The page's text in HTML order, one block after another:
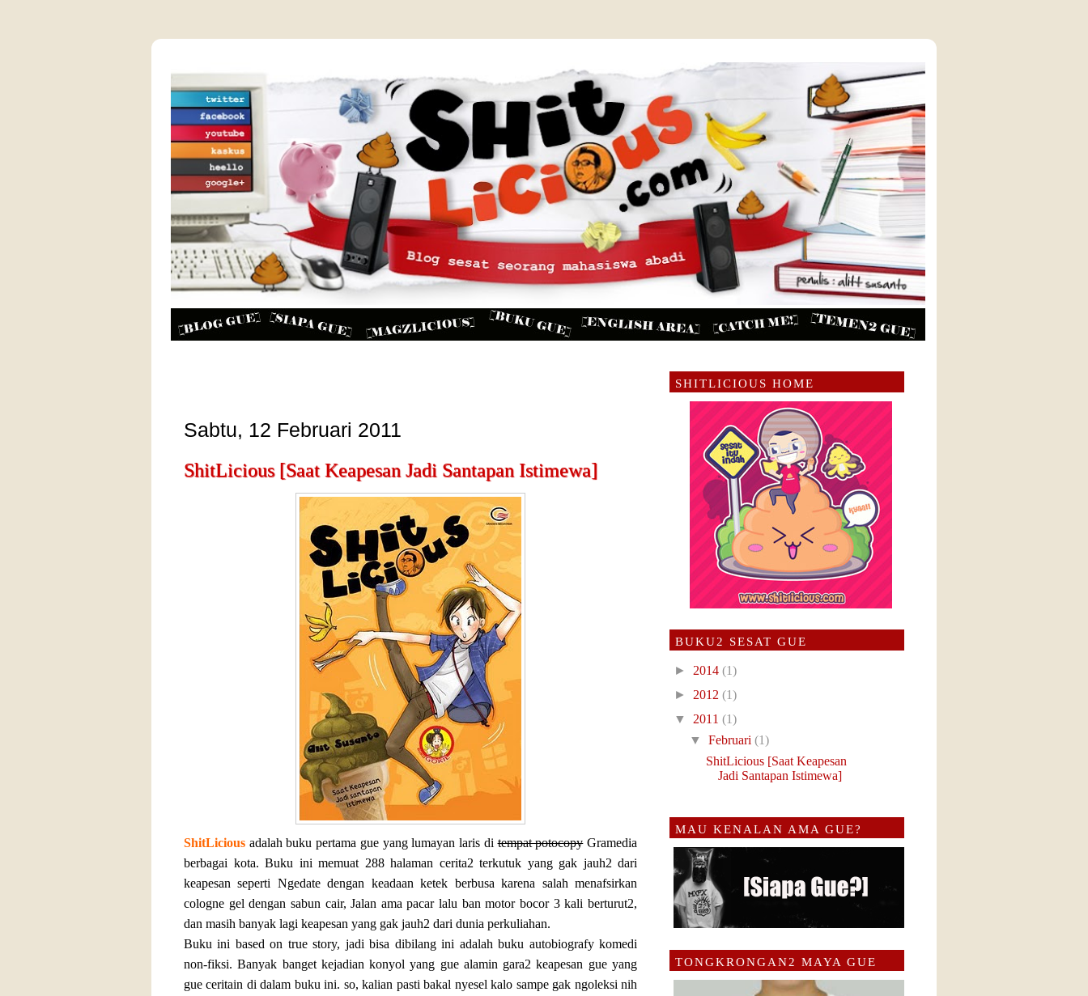
Sabtu, 12 Februari 2011
ShitLicious [Saat Keapesan Jadi Santapan Istimewa]
ShitLicious adalah buku pertama gue yang lumayan laris ditempat potocopyGramedia
berbagai kota. Buku ini memuat 288 halaman cerita2 terkutuk yang gak jauh2 dari
keapesan seperti Ngedate dengan keadaan ketek berbusa karena salah menafsirkan
cologne gel dengan sabun cair, Jalan ama pacar lalu ban motor bocor 3 kali berturut2,
dan masih banyak lagi keapesan yang gak jauh2 dari dunia perkuliahan.
Buku ini based on true story, jadi bisa dibilang ini adalah buku autobiografy komedi
non-fiksi. Banyak banget kejadian konyol yang gue alamin gara2 keapesan gue yang
gue ceritain di dalam buku ini. so, kalian pasti bakal nyesel kalo sampe gak ngoleksi nih
SHITLICIOUS HOME
BUKU2 SESAT GUE
► 2014 (1)
► 2012 (1)
▼ 2011 (1)
▼Februari(1)
ShitLicious [Saat Keapesan
Jadi Santapan Istimewa]
MAU KENALAN AMA GUE?
TONGKRONGAN2 MAYA GUE